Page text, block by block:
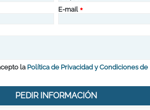
E-mail
la Política de Privacidad y Condiciones de
PEDIR INFORMACIÓN